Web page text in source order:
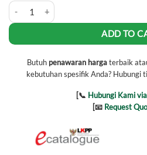
TASCO Mesin Traktor Mini BK 82 |
ADD TO
Butuh penawaran hargaterbaik
kebutuhan spesifik Anda? Hubungi
[📞 Hubungi Kami
[📧 Request